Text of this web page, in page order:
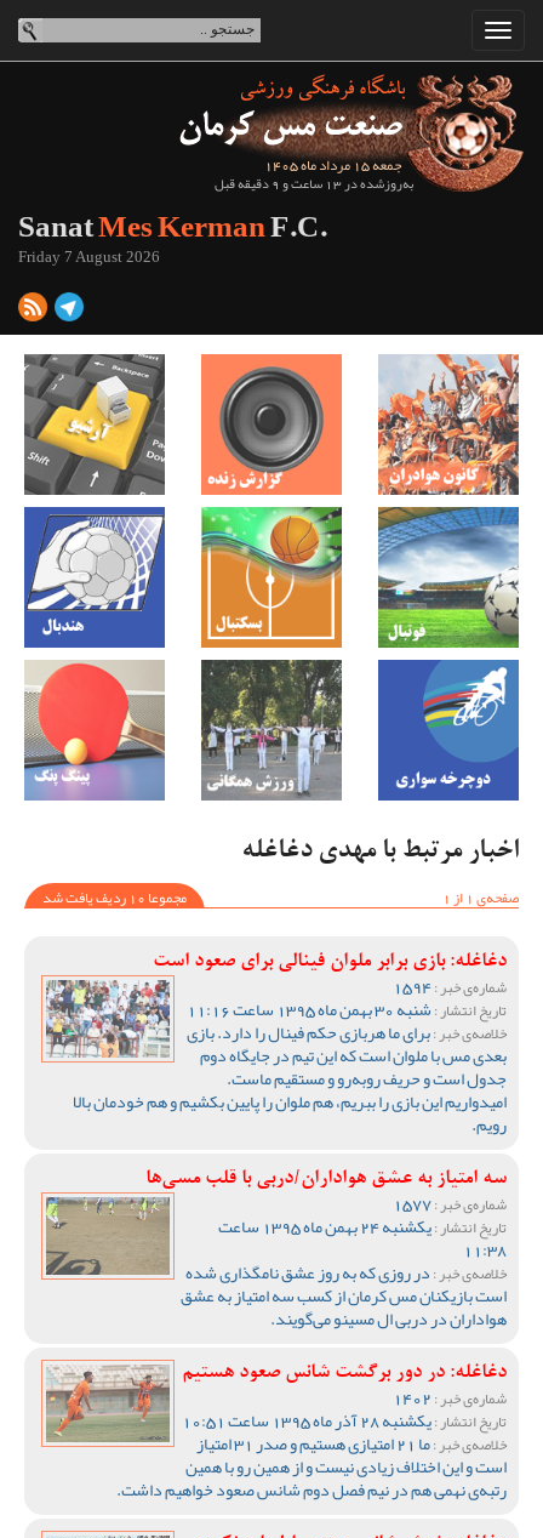
جمعه 15 مرداد ماه 1405
به‌روزشده در 13 ساعت و 9 دقیقه قبل
SanatMes KermanF.C.
Friday 7 August 2026
اخبار مرتبط با مهدی دغاغله
صفحه‌ی 1 از 1
مجموعا 10 ردیف یافت شد
دغاغله: بازی برابر ملوان فینالی برای صعود است
شماره‌ی خبر :
تاریخ انتشار :شنبه 30 بهمن ماه 1395 ساعت 11:16
خلاصه‌ی خبر :برای ما هربازی حکم فینال را دارد. بازی
بعدی مس با ملوان است که این تیم در جایگاه دوم
جدول است و حریف روبه‌رو و مستقیم ماست.
امیدواریم این بازی را ببریم، هم ملوان را پایین بکشیم و هم خودمان بالا
رویم.
سه امتیاز به عشق هواداران/دربی با قلب مسی‌ها
شماره‌ی خبر :
تاریخ انتشار : یکشنبه 24 بهمن ماه 1395 ساعت
11:38
خلاصه‌ی خبر :در روزی که به روز عشق نامگذاری شده
است بازیکنان مس کرمان از کسب سه امتیاز به عشق
هواداران در دربی ال مسینو می‌گویند.
دغاغله: در دور برگشت شانس صعود هستیم
شماره‌ی خبر :
تاریخ انتشار :یکشنبه 28 آذر ماه 1395 ساعت 10:51
خلاصه‌ی خبر : ما 21 امتیازی هستیم و صدر 31 امتیاز
است و این اختلاف زیادی نیست و از همین رو با همین
رتبه‌ی نهمی هم در نیم فصل دوم شانس صعود خواهیم داشت.